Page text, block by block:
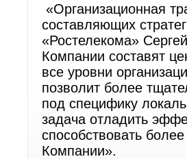
«Организационная
составляющих
«Ростелекома»
Компании составят
все уровни
позволит более
под специфику
задача отладить
способствовать
Компании».